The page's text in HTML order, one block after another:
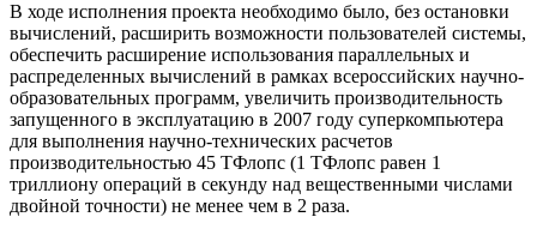
В ходе исполнения проекта необходимо было, без остановки
вычислений, расширить возможности пользователей системы,
обеспечить расширение использования параллельных и
распределенных вычислений в рамках всероссийских научно-
образовательных программ, увеличить производительность
запущенного в эксплуатацию в 2007 году суперкомпьютера
для выполнения научно-технических расчетов
производительностью 45 ТФлопс (1 ТФлопс равен 1
триллиону операций в секунду над вещественными числами
двойной точности) не менее чем в 2 раза.